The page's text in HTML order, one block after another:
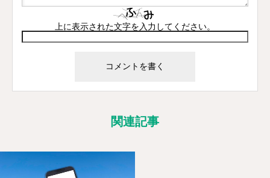
上に表示された文字を入力してください。
関連記事